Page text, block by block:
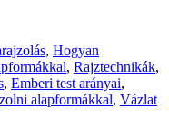
, Hogyan
, Rajztechnikák,
, Emberi test arányai,
alapformákkal, Vázlat